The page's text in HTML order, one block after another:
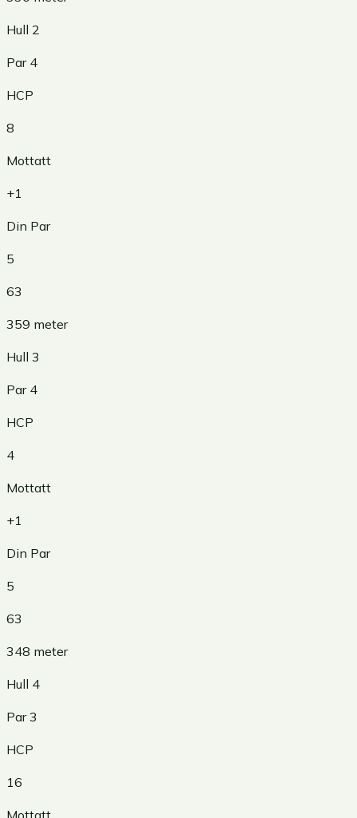
Hull 2
Par 4
HCP
8
Mottatt
+1
Din Par
5
63
359 meter
Hull 3
Par 4
HCP
4
Mottatt
+1
Din Par
5
63
348 meter
Hull 4
Par3
HCP
16
Mottatt